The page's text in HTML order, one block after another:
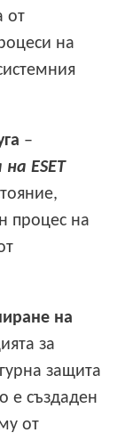
от
на
–
ESET
процес на
на
за
защита
е създаден
от